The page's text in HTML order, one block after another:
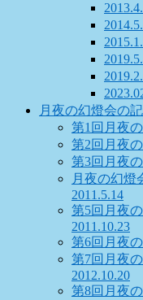
月夜の幻燈会の
第1回月夜
第2回月夜
第3回月夜
月夜の幻燈
2011.5.14
第5回月夜
2011.10.23
第6回月夜
第7回月夜
2012.10.20
第8回月夜